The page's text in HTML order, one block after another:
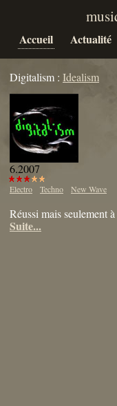
Accueil Actualité
Digitalism : Idealism
6.2007
Electro Techno New Wave
Réussi mais seulement
Suite...